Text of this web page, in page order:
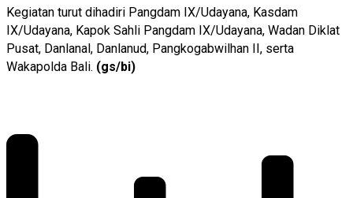
Kegiatan turut dihadiri Pangdam IX/Udayana, Kasdam
IX/Udayana, Kapok Sahli Pangdam IX/Udayana, Wadan Diklat
Pusat, Danlanal, Danlanud, Pangkogabwilhan II, serta
Wakapolda Bali. (gs/bi)